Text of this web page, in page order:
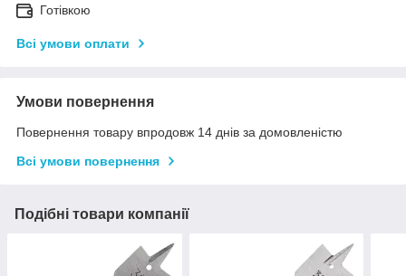
Готівкою
Всі умови оплати
Умови повернення
Повернення товару впродовж 14 днів за домовленістю
Всі умови повернення
Подібні товари компанії